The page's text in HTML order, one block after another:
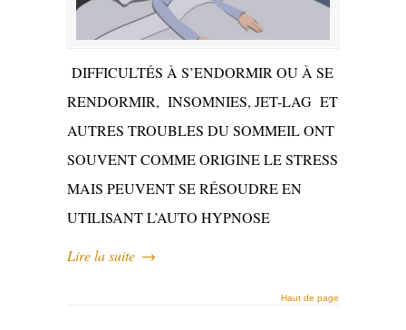
DIFFICULTÉS À S’ENDORMIR OU À SE
RENDORMIR, INSOMNIES, JET-LAG ET
AUTRES TROUBLES DU SOMMEIL ONT
SOUVENT COMME ORIGINE LE STRESS
MAIS PEUVENT SE RÉSOUDRE EN
UTILISANT L’AUTO HYPNOSE
Lire la suite →
Haut de page